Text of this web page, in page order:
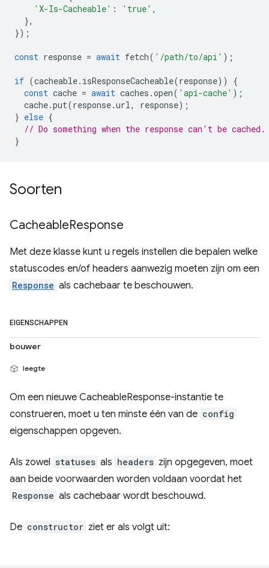
'X-Is-Cacheable' : 'true' ,
},
});
const response = await fetch( '/path/to/api' );
if (cacheable. isResponseCacheable(response))
{
const cache = await caches .open( 'api-cache' );
cache.put(response.url, response);
} else {
// Do something when the response can't be cached.
}
Soorten
CacheableResponse
Met deze klasse kunt u regels instellen die bepalen welke
statuscodes en/of headers aanwezig moeten zijn om een
Response als cachebaar te beschouwen.
EIGENSCHAPPEN
bouwer
leegte
Om een ​​nieuwe CacheableResponse-instantie te
construeren, moet u ten minste één van de config
eigenschappen opgeven.
Als zowel statuses als headers zijn opgegeven, moet
aan beide voorwaarden worden voldaan voordat het
Response als cachebaar wordt beschouwd.
De constructor ziet er als volgt uit: